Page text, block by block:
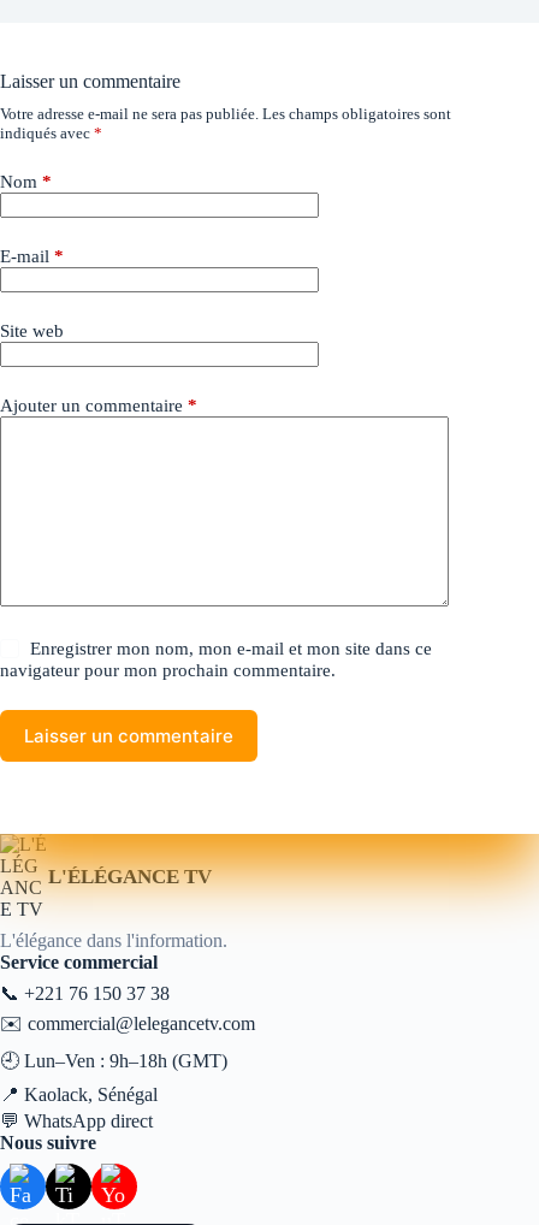
Laisser un commentaire
Votre adresse e-mail ne sera pas publiée. Les champs obligatoires sont
indiqués avec *
Nom *
E-mail *
Site web
Ajouter un commentaire *
Enregistrer mon nom, mon e-mail et mon site dans ce
navigateur pour mon prochain commentaire.
Laisser un commentaire
L'ÉLÉGANCE TV
L'élégance dans l'information.
Service commercial
📞 +221 76 150 37 38
✉️ commercial@lelegancetv.com
🕘 Lun–Ven : 9h–18h (GMT)
📍 Kaolack, Sénégal
💬 WhatsApp direct
Nous suivre